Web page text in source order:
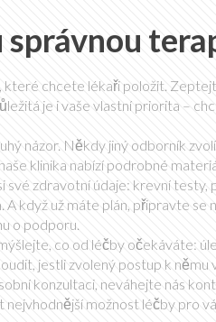
chcete lékaři položit.
je i vaše vlastní priorita –
názor. Někdy jiný odborník
klinika nabízí podrobné
své zdravotní údaje: krevní
když už máte plán, připravte se
o podporu.
co od léčby očekáváte:
jestli zvolený postup k němu
konzultaci, neváhejte nás
nejvhodnější možnost léčby pro